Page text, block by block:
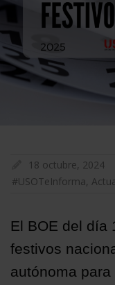
18 octubre, 2024
#USOTeInforma,
El BOE del día
festivos
autónoma